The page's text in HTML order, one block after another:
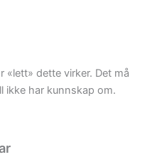
«lett» dette virker. Det må
ikke har kunnskap om.